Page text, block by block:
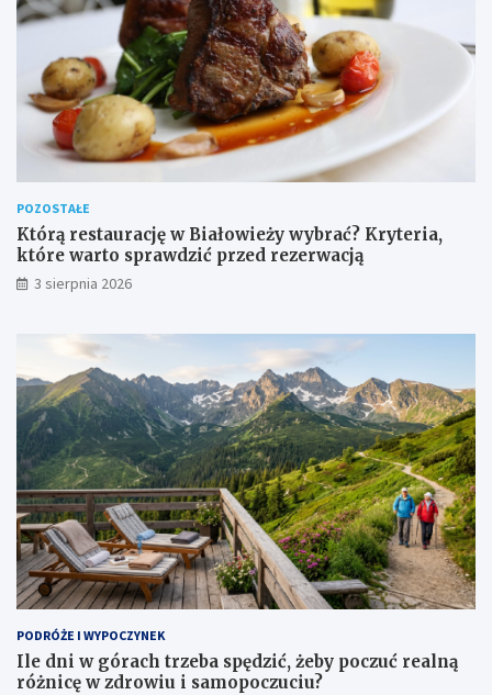
POZOSTAŁE
Którą restaurację w Białowieży wybrać? Kryteria,
które warto sprawdzić przed rezerwacją
3 sierpnia 2026
PODRÓŻE I WYPOCZYNEK
Ile dni w górach trzeba spędzić, żeby poczuć realną
różnicę w zdrowiu i samopoczuciu?